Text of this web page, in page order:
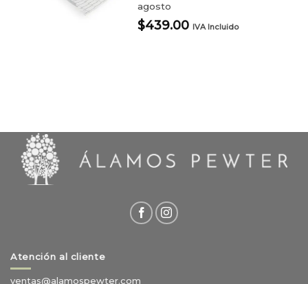
agosto
$439.00 IVA Incluido
Atención al cliente
ventas@alamospewter.com